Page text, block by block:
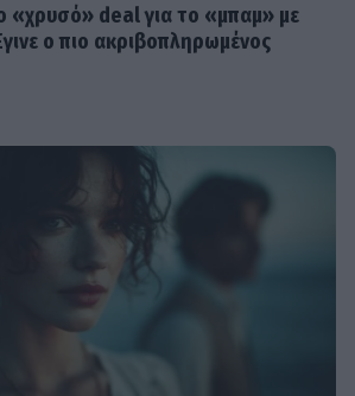
«χρυσό» deal για το «μπαμ» με
ο πιο ακριβοπληρωμένος